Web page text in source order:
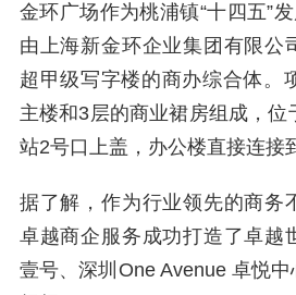
金环广场作为桃浦镇“十四五”发
由上海新金环企业集团有限公
超甲级写字楼的商办综合体。
主楼和3层的商业裙房组成，位
站2号口上盖，办公楼直接连接
据了解，作为行业领先的商务
卓越商企服务成功打造了卓越
壹号、深圳One Avenue 卓悦